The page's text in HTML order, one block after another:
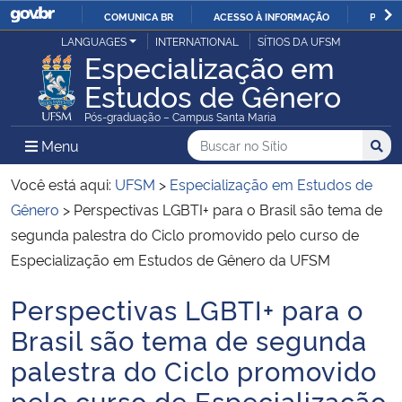
IR
PARA
O
CONTEÚDO
COMUNICA BR ACESSO À INFORMAÇÃO
Ministério da Justiça e Segurança Pública
Ministério da Defesa
Ministério das Relações Exteriores
Ministério da Economia
Ministério da Infraestrutura
Ministério da Agricultura, Pecuária e Abastecimento
Ministério da Educação
LANGUAGES INTERNATIONAL SÍTIOS DA UFSM
Especialização em
Estudos de Gênero
Pós-graduação – Campus Santa Maria
Menu Menu Principal do Sítio
Busca
Buscar no no Sítio
Busca:
Você está aqui: UFSM > Especialização em Estudos de
Gênero > Perspectivas LGBTI+ para o Brasil são tema de
segunda palestra do Ciclo promovido pelo curso de
Especialização em Estudos de Gênero da UFSM
Início do conteúdo
Perspectivas LGBTI+ para o
Brasil são tema de segunda
palestra do Ciclo promovido